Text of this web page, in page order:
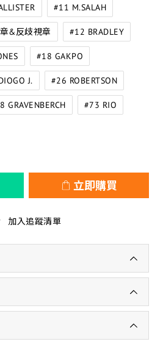
#11 M.SALAH
&反歧視章 #12 BRADLEY
#18 GAKPO
J. #26 ROBERTSON
GRAVENBERCH #73 RIO
立即購買
加入追蹤清單